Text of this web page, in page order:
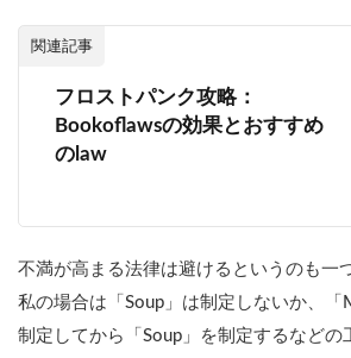
関連記事
フロストパンク攻略：
Bookoflawsの効果とおすすめ
のlaw
不満が高まる法律は避けるというのも一
私の場合は「Soup」は制定しないか、「
制定してから「Soup」を制定するなどの